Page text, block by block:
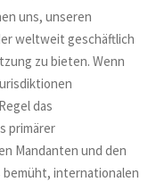
uns, unseren
weltweit geschäftlich
zu bieten. Wenn
das
primärer
Mandanten und den
bemüht, internationalen